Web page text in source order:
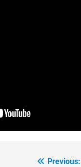
Previous: